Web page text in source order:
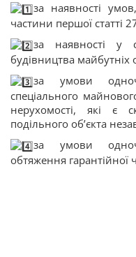
за наявності
частини першої статті
за наявності у
будівництва майбутніх
за умови
спеціального
нерухомості, які є
подільного об’єкта
за умови
обтяження гарантійної